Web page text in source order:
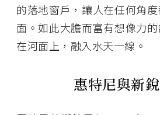
的落地窗戶，讓人在任何角
面。如此大膽而富有想像力
在河面上，融入水天一線。
惠特尼與新